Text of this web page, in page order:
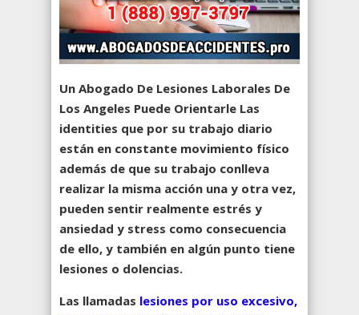
Un Abogado De Lesiones Laborales De
Los Angeles Puede Orientarle Las
identities que por su trabajo diario
están en constante movimiento físico
además de que su trabajo conlleva
realizar la misma acción una y otra vez,
pueden sentir realmente estrés y
ansiedad y stress como consecuencia
de ello, y también en algún punto tiene
lesiones o dolencias.
Las llamadas lesiones por uso excesivo,